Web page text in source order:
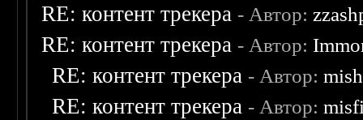
RE: контент трекера - Автор:
RE: контент трекера - Автор:
RE: контент трекера - Автор:
RE: контент трекера - Автор: